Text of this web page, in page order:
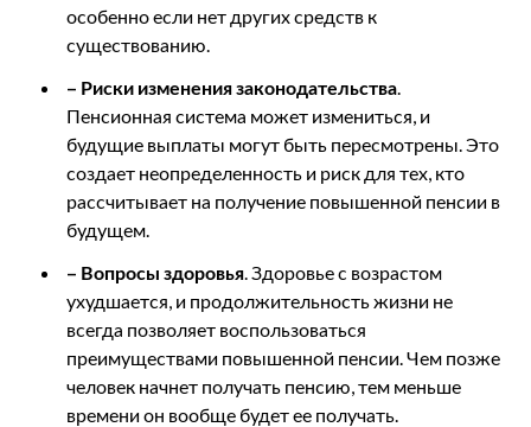
особенно если нет других средств к
существованию.
– Риски изменения законодательства.
Пенсионная система может измениться, и
будущие выплаты могут быть пересмотрены. Это
создает неопределенность и риск для тех, кто
рассчитывает на получение повышенной пенсии в
будущем.
– Вопросы здоровья. Здоровье с возрастом
ухудшается, и продолжительность жизни не
всегда позволяет воспользоваться
преимуществами повышенной пенсии. Чем позже
человек начнет получать пенсию, тем меньше
времени он вообще будет ее получать.